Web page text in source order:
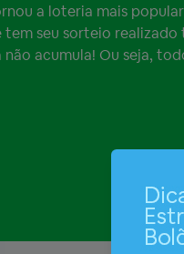
a loteria mais
tem seu sorteio
acumula! Ou seja,